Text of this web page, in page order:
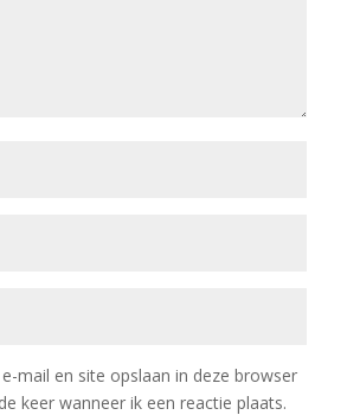
mail en site opslaan in deze browser
keer wanneer ik een reactie plaats.